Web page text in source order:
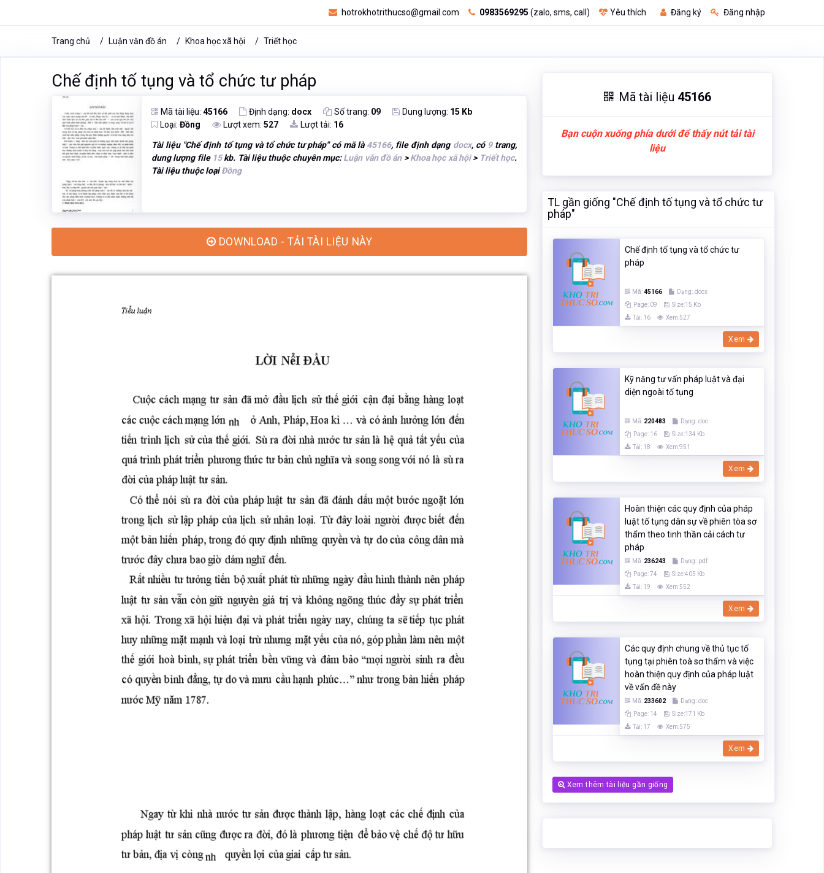
hotrokhotrithucso@gmail.com 0983569295 (zalo, sms, call) Yêu thích Đăng ký Đăng nhập
Trang chủ Luận văn đồ án Khoa học xã hội Triết học
Chế định tố tụng và tổ chức tư pháp
Mã tài liệu:45166 Định dạng: docx Số trang: 09 Dung lượng: 15 Kb
Loại:Đồng Lượt xem:527 Lượt tải: 16
Tài liệu "Chế định tố tụng và tổ chức tư pháp" có mã là 45166, file định dạng docx, có 9trang,
dung lượng file 15kb. Tài liệu thuộc chuyên mục:Luận văn đồ án>Khoa học xã hội> Triết học.
Tài liệu thuộc loạiĐồng
DOWNLOAD - TẢI TÀI LIỆU NÀY
Mã tài liệu 45166
Bạn cuộn xuống phía dưới để thấy nút tải tài
liệu
TL gần giống "Chế định tố tụng và tổ chức tư
pháp"
Chế định tố tụng và tổ chức tư
pháp
Mã:45166
Dạng:.docx
Page: 09
Size:15 Kb
Tải: 16
Xem:527
Xem
Kỹ năng tư vấn pháp luật và đại
diện ngoài tố tụng
Mã: 220483
Dạng:.doc
Page: 16
Size:134 Kb
Tải: 18
Xem:951
Xem
Hoàn thiện các quy định của pháp
luật tố tụng dân sự về phiên tòa sơ
thẩm theo tinh thần cải cách tư
pháp
Mã: 236243
Dạng:.pdf
Page: 74
Size:405 Kb
Tải: 19
Xem:552
Xem
Các quy định chung về thủ tục tố
tụng tại phiên toà sơ thẩm và việc
hoàn thiện quy định của pháp luật
về vấn đề này
Mã: 233602
Dạng:.doc
Page: 14
Size:171 Kb
Tải: 17
Xem:575
Xem
Xem thêm tài liệu gần giống